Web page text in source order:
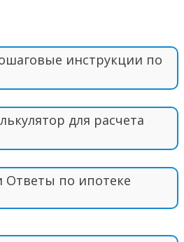
инструкции по
для расчета
Ответы по ипотеке